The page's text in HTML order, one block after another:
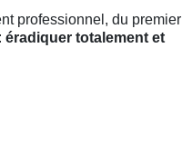
professionnel, du premier
éradiquer totalement et